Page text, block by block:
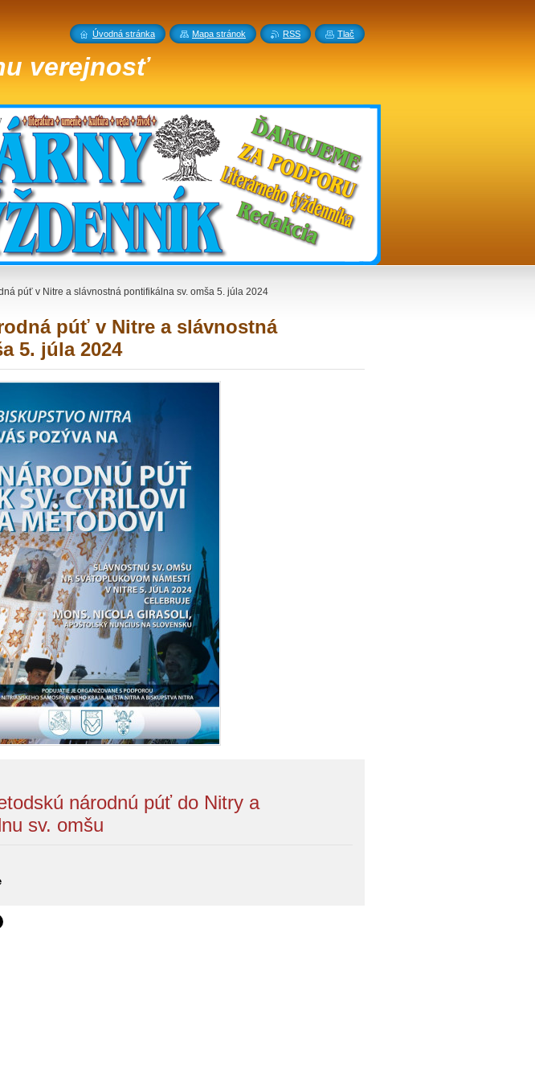
verejnosť
púť v Nitre a slávnostná pontifikálna sv. omša 5. júla 2024
púť v Nitre a slávnostná
5. júla 2024
národnú púť do Nitry a
sv. omšu
Úvodná stránka Mapa stránok RSS Tlač